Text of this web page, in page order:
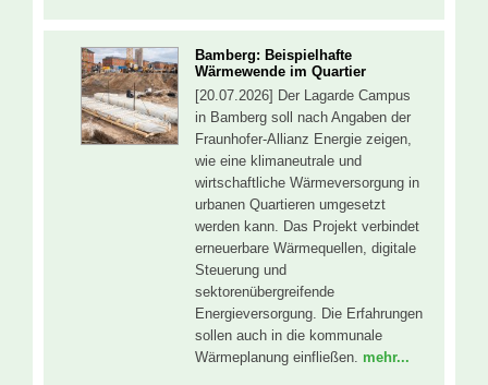
Bamberg: Beispielhafte
Wärmewende im Quartier
[20.07.2026] Der Lagarde Campus
in Bamberg soll nach Angaben der
Fraunhofer-Allianz Energie zeigen,
wie eine klimaneutrale und
wirtschaftliche Wärmeversorgung in
urbanen Quartieren umgesetzt
werden kann. Das Projekt verbindet
erneuerbare Wärmequellen, digitale
Steuerung und
sektorenübergreifende
Energieversorgung. Die Erfahrungen
sollen auch in die kommunale
Wärmeplanung einfließen. mehr...